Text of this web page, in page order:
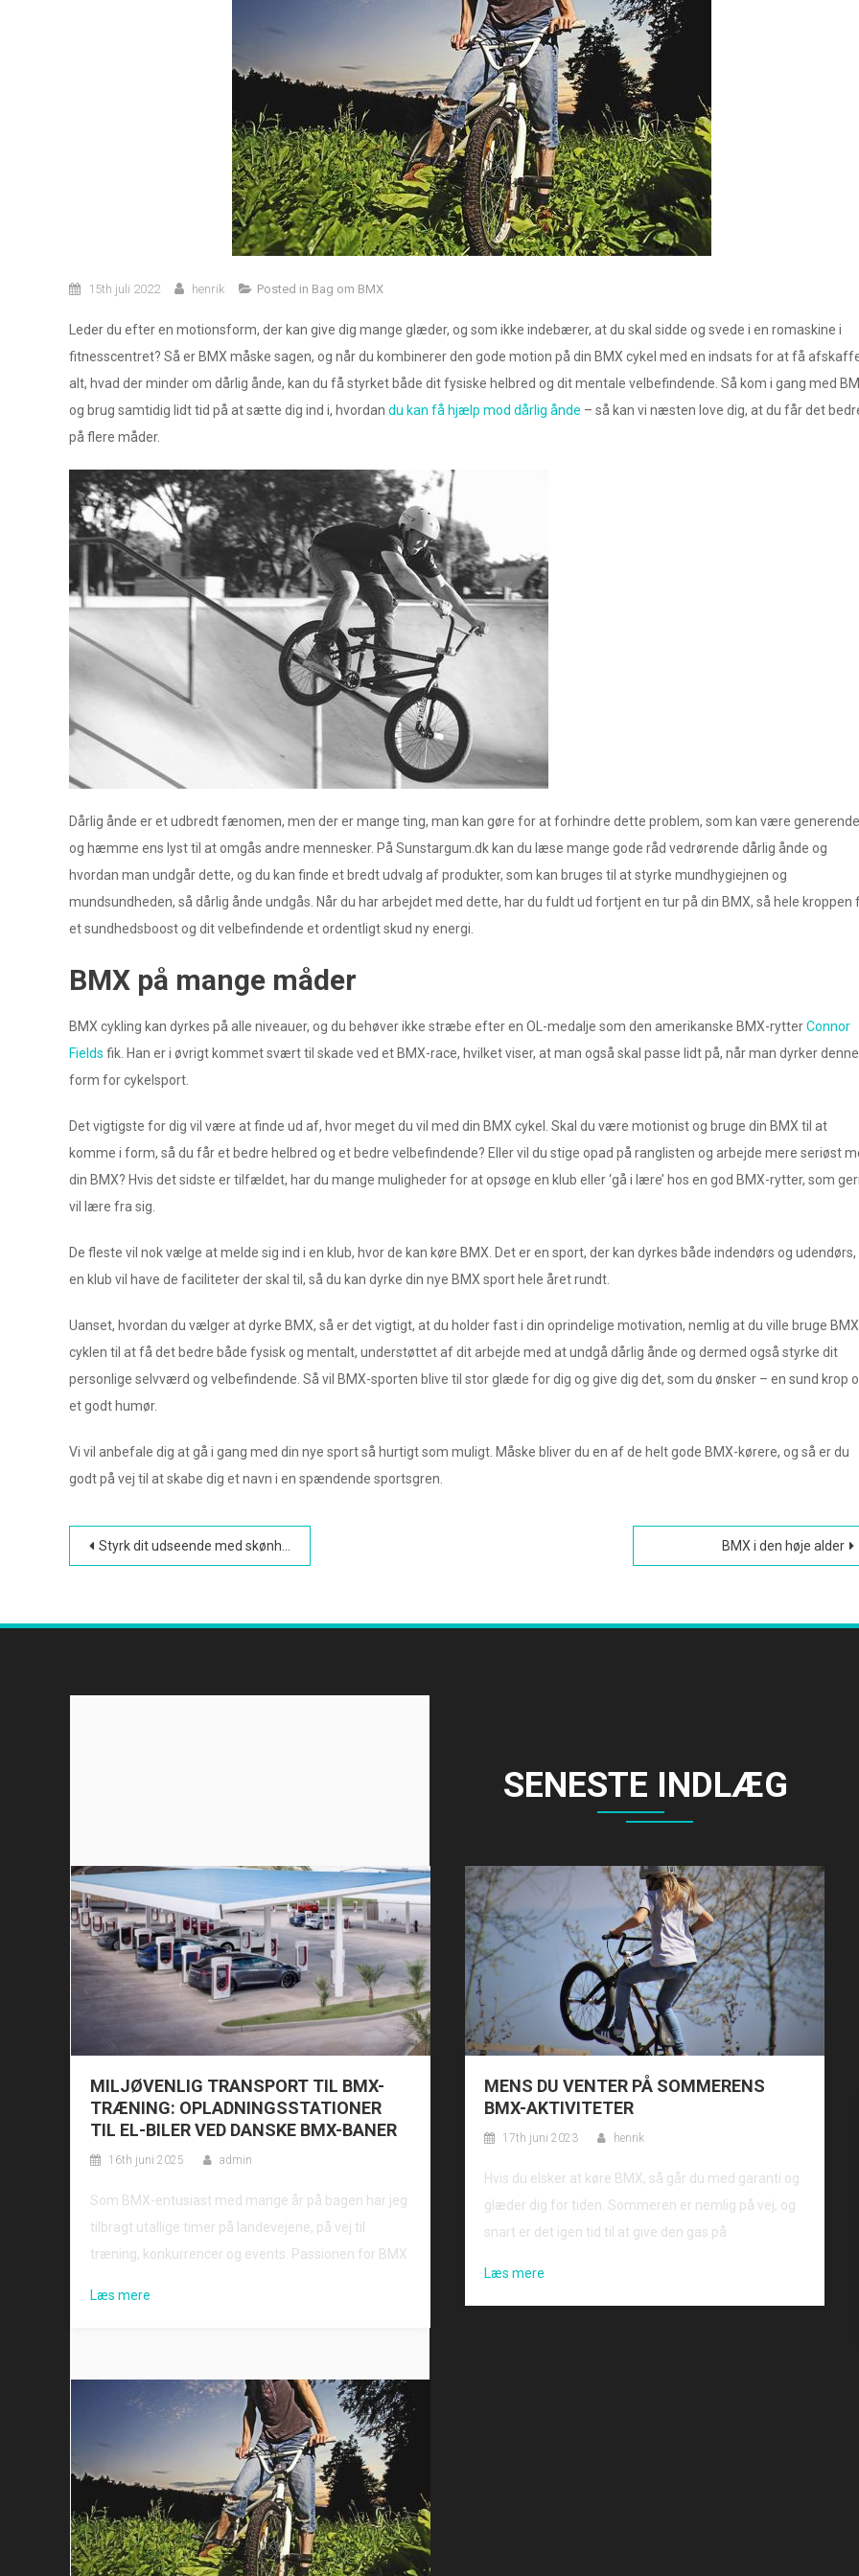
15th juli 2022 henrik Posted in Bag om BMX
Leder du efter en motionsform, der kan give dig mange glæder, og som ikke indebærer, at du skal sidde og svede i en romaskine i
fitnesscentret? Så er BMX måske sagen, og når du kombinerer den gode motion på din BMX cykel med en indsats for at få
alt, hvad der minder om dårlig ånde, kan du få styrket både dit fysiske helbred og dit mentale velbefindende. Så kom i gang med
og brug samtidig lidt tid på at sætte dig ind i, hvordan du kan få hjælp mod dårlig ånde – så kan vi næsten love dig, at du får det
på flere måder.
Dårlig ånde er et udbredt fænomen, men der er mange ting, man kan gøre for at forhindre dette problem, som kan være generende
og hæmme ens lyst til at omgås andre mennesker. På Sunstargum.dk kan du læse mange gode råd vedrørende dårlig ånde og
hvordan man undgår dette, og du kan finde et bredt udvalg af produkter, som kan bruges til at styrke mundhygiejnen og
mundsundheden, så dårlig ånde undgås. Når du har arbejdet med dette, har du fuldt ud fortjent en tur på din BMX, så hele kroppen
et sundhedsboost og dit velbefindende et ordentligt skud ny energi.
BMX på mange måder
BMX cykling kan dyrkes på alle niveauer, og du behøver ikke stræbe efter en OL-medalje som den amerikanske BMX-rytterConnor
Fields fik. Han er i øvrigt kommet svært til skade ved et BMX-race, hvilket viser, at man også skal passe lidt på, når man dyrker denne
form for cykelsport.
Det vigtigste for dig vil være at finde ud af, hvor meget du vil med din BMX cykel. Skal du være motionist og bruge din BMX til at
komme i form, så du får et bedre helbred og et bedre velbefindende? Eller vil du stige opad på ranglisten og arbejde mere seriøst
din BMX? Hvis det sidste er tilfældet, har du mange muligheder for at opsøge en klub eller ‘gå i lære’ hos en god BMX-rytter, som
vil lære fra sig.
De fleste vil nok vælge at melde sig ind i en klub, hvor de kan køre BMX. Det er en sport, der kan dyrkes både indendørs og udendørs,
en klub vil have de faciliteter der skal til, så du kan dyrke din nye BMX sport hele året rundt.
Uanset, hvordan du vælger at dyrke BMX, så er det vigtigt, at du holder fast i din oprindelige motivation, nemlig at du ville bruge BMX
cyklen til at få det bedre både fysisk og mentalt, understøttet af dit arbejde med at undgå dårlig ånde og dermed også styrke dit
personlige selvværd og velbefindende. Så vil BMX-sporten blive til stor glæde for dig og give dig det, som du ønsker – en sund krop
et godt humør.
Vi vil anbefale dig at gå i gang med din nye sport så hurtigt som muligt. Måske bliver du en af de helt gode BMX-kørere, og så er du
godt på vej til at skabe dig et navn i en spændende sportsgren.
Indlægsnavigation
Styrk dit udseende med skønhedsoperationer og BMX BMX i den høje alder
SENESTE INDLÆG
MILJØVENLIG TRANSPORT TIL BMX-
TRÆNING: OPLADNINGSSTATIONER
TIL EL-BILER VED DANSKE BMX-BANER
16th juni 2025 admin
Som BMX-entusiast med mange år på bagen har jeg
tilbragt utallige timer på landevejene, på vej til
træning, konkurrencer og events. Passionen for BMX
Læs mere
MENS DU VENTER PÅ SOMMERENS
BMX-AKTIVITETER
17th juni 2023 henrik
Hvis du elsker at køre BMX, så går du med garanti og
glæder dig for tiden. Sommeren er nemlig på vej, og
snart er det igen tid til at give den gas på
Læs mere